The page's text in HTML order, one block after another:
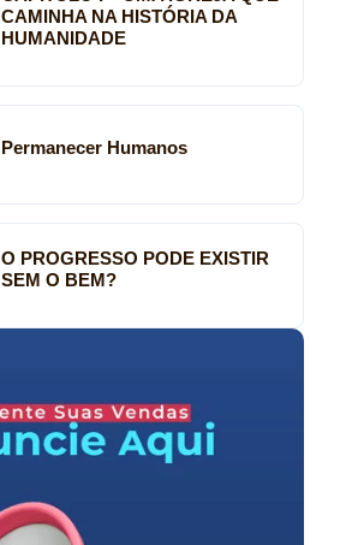
CAMINHA NA HISTÓRIA DA
HUMANIDADE
Permanecer Humanos
O PROGRESSO PODE EXISTIR
SEM O BEM?